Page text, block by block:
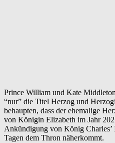
Prince William und Kate
“nur” die Titel Herzog und
behaupten, dass der ehemalige
von Königin Elizabeth im Jahr
Ankündigung von König
Tagen dem Thron näherkommt.